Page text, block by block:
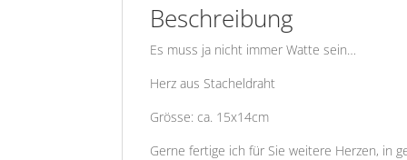
Beschreibung
Es muss ja nicht immer Watte sein…
Herz aus Stacheldraht
Grösse: ca. 15x14cm
Gerne fertige ich für Sie weitere Herzen, in